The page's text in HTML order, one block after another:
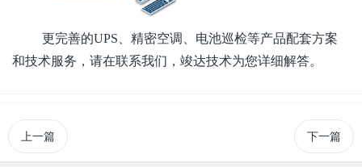
更完善的UPS、精密空调、电池巡检等产品配套方案
和技术服务，请在联系我们，竣达技术为您详细解答。
上一篇 下一篇